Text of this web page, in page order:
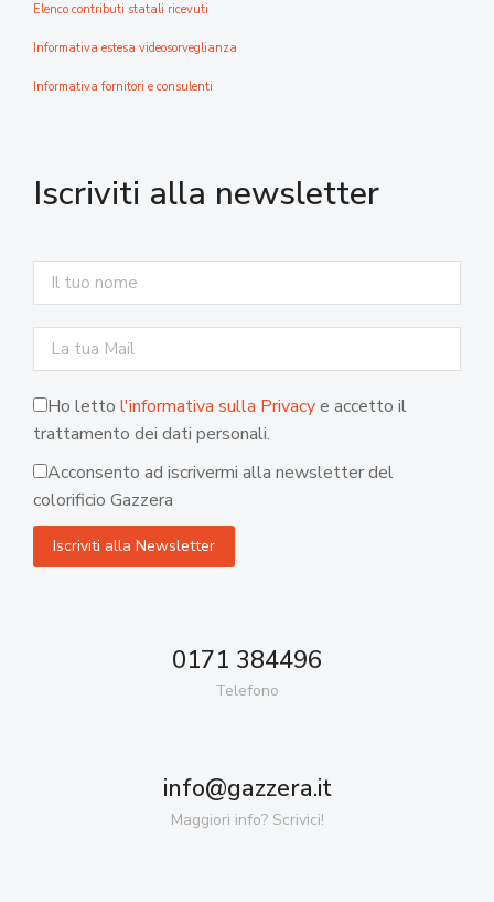
Elenco contributi statali ricevuti
Informativa estesa videosorveglianza
Informativa fornitori e consulenti
Iscriviti alla newsletter
Ho letto l'informativa sulla Privacye accetto il
trattamento dei dati personali.
Acconsento ad iscrivermi alla newsletter del
colorificio Gazzera
0171 384496
Telefono
info@gazzera.it
Maggiori info? Scrivici!